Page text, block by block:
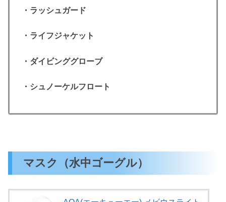
・ラッシュガード
・ライフジャケット
・ダイビンググローブ
・シュノーケルフロート
マスク（水中ゴーグル）